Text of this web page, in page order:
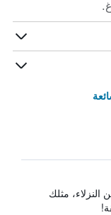
النزلاء، مثلك